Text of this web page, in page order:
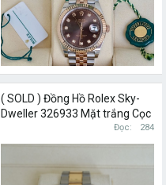
( SOLD ) Đồng Hồ Rolex Sky-
Dweller 326933 Mặt trắng Cọc
Đọc 284